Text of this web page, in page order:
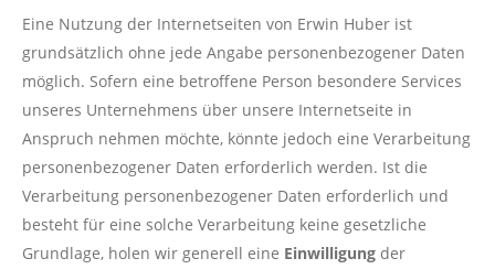
Eine Nutzung der Internetseiten von Erwin Huber ist
grundsätzlich ohne jede Angabe personenbezogener Daten
möglich. Sofern eine betroffene Person besondere Services
unseres Unternehmens über unsere Internetseite in
Anspruch nehmen möchte, könnte jedoch eine Verarbeitung
personenbezogener Daten erforderlich werden. Ist die
Verarbeitung personenbezogener Daten erforderlich und
besteht für eine solche Verarbeitung keine gesetzliche
Grundlage, holen wir generell eine Einwilligung der